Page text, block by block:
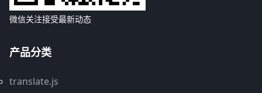
微信关注接受最新动态
产品分类
translate.js